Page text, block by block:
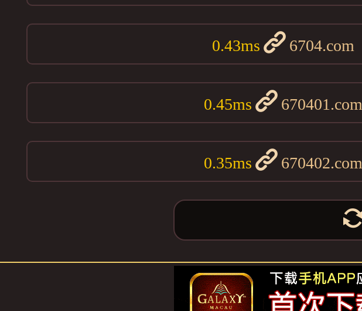
0.43ms 6704.com
0.45ms 670401.com
0.35ms 670402.com